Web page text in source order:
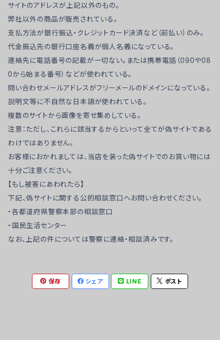
サイトのアドレスが上記以外のもの。
弊社以外の商品が販売されている。
支払方法が銀行振込・クレジットカード決済など（前払い）のみ。
代金振込先の銀行口座名義が個人名義になっている。
連絡先に電話番号の記載が一切ない。または携帯電話（090や08
0から始まる番号）などが使われている。
問い合わせメールアドレスがフリーメールのドメインになっている。
説明文等に不自然な日本語が使われている。
複数のサイトから画像を寄せ集めしている。
注意：ただし、これらに該当するからといって全てが偽サイトである
わけではありません。
お客様におかれましては、当店を装った偽サイトでのお買い物には
十分ご注意ください。
【もし被害にあわれたら】
下記、偽サイトに関する公的相談窓口へお問い合わせください。
・各都道府県警察本部の相談窓口
・国民生活センター
なお、上記の件については警察に連絡・相談済みです。
保存 シェア LINE ポスト